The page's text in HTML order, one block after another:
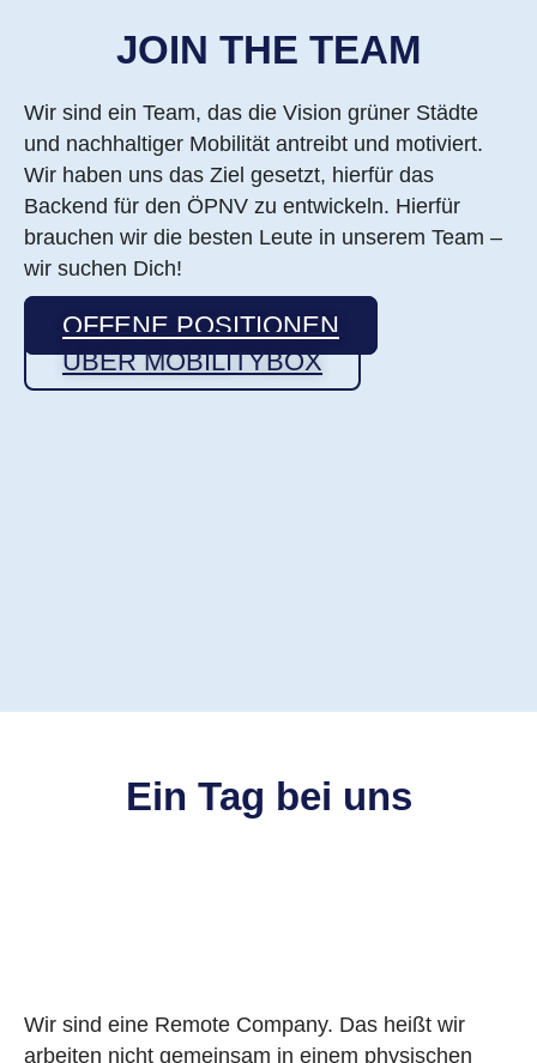
JOIN THE TEAM
Wir sind ein Team, das die Vision grüner Städte
und nachhaltiger Mobilität antreibt und motiviert.
Wir haben uns das Ziel gesetzt, hierfür das
Backend für den ÖPNV zu entwickeln. Hierfür
brauchen wir die besten Leute in unserem Team –
wir suchen Dich!
OFFENE POSITIONEN
ÜBER MOBILITYBOX
Ein Tag bei uns
Wir sind eine Remote Company. Das heißt wir
arbeiten nicht gemeinsam in einem physischen